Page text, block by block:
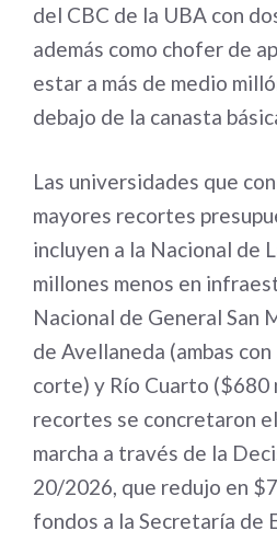
del CBC de la UBA con
además como chofer de
estar a más de medio
debajo de la canasta
Las universidades que
mayores recortes
incluyen a la Nacional de
millones menos en
Nacional de General San
de Avellaneda (ambas
corte) y Río Cuarto ($680
recortes se concretaron
marcha a través de la
20/2026, que redujo en
fondos a la Secretaría de